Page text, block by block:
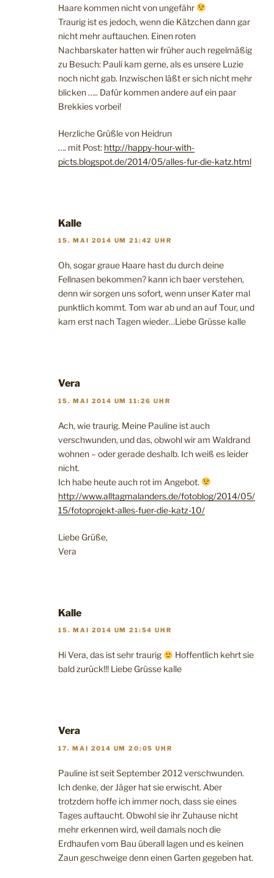
Haare kommen nicht von ungefähr
Traurig ist es jedoch, wenn die Kätzchen dann gar
nicht mehr auftauchen. Einen roten
Nachbarskater hatten wir früher auch regelmäßig
zu Besuch: Pauli kam gerne, als es unsere Luzie
noch nicht gab. Inzwischen läßt er sich nicht mehr
blicken ….. Dafür kommen andere auf ein paar
Brekkies vorbei!
Herzliche Grüßle von Heidrun
…. mit Post: http://happy-hour-with-
picts.blogspot.de/2014/05/alles-fur-die-katz.html
Kalle
15. MAI 2014 UM 21:42 UHR
Oh, sogar graue Haare hast du durch deine
Fellnasen bekommen? kann ich baer verstehen,
denn wir sorgen uns sofort, wenn unser Kater mal
punktlich kommt. Tom war ab und an auf Tour, und
kam erst nach Tagen wieder…Liebe Grüsse kalle
Vera
15. MAI 2014 UM 11:26 UHR
Ach, wie traurig. Meine Pauline ist auch
verschwunden, und das, obwohl wir am Waldrand
wohnen – oder gerade deshalb. Ich weiß es leider
nicht.
Ich habe heute auch rot im Angebot.
http://www.alltagmalanders.de/fotoblog/2014/05/
15/fotoprojekt-alles-fuer-die-katz-10/
Liebe Grüße,
Vera
Kalle
15. MAI 2014 UM 21:54 UHR
Hi Vera, das ist sehr traurig
Hoffentlich kehrt sie
bald zurück!!! Liebe Grüsse kalle
Vera
17. MAI 2014 UM 20:05 UHR
Pauline ist seit September 2012 verschwunden.
Ich denke, der Jäger hat sie erwischt. Aber
trotzdem hoffe ich immer noch, dass sie eines
Tages auftaucht. Obwohl sie ihr Zuhause nicht
mehr erkennen wird, weil damals noch die
Erdhaufen vom Bau überall lagen und es keinen
Zaun geschweige denn einen Garten gegeben hat.